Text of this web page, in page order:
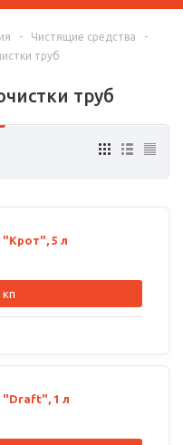
- Чистящие средства
-
труб
труб
5 л
"Draft", 1 л